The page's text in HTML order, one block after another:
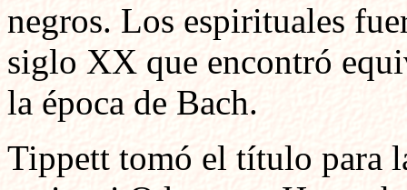
negros. Los espirituales
siglo XX que encontró
la época de Bach.
Tippett tomó el título para